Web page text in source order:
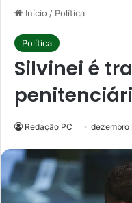
Início / Política
Política
Silvinei é
Redação PC dezembro